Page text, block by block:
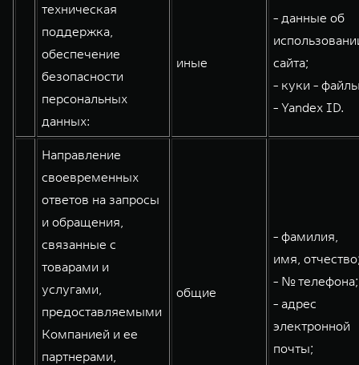
техническая
поддержка,
обеспечение
безопасности
персональных
данных:
иные
- данные об
сайта;
- куки -
- Yandex ID.
Направление
своевременных
ответов на запросы
и обращения,
связанные с
товарами и
услугами,
предоставляемыми
Компанией и ее
партнерами,
общие
- фамилия,
имя,
- № телефона;
- адрес
электронной
почты;